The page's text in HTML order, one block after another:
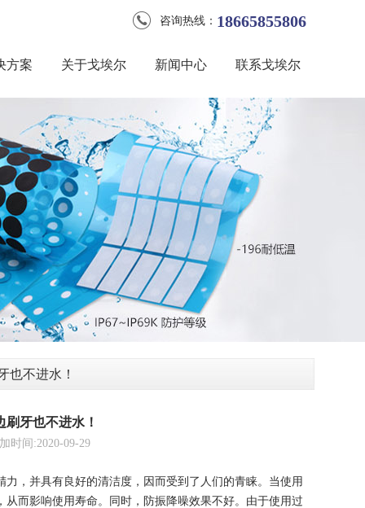
18665855806
咨询热线：
方案 关于戈埃尔 新闻中心 联系戈埃尔
也不进水！
牙也不进水！
时间:2020-09-29
，并具有良好的清洁度，因而受到了人们的青睐。当使用
而影响使用寿命。同时，防振降噪效果不好。由于使用过